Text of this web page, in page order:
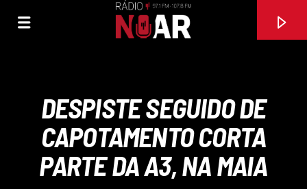
DESPISTE SEGUIDO DE
CAPOTAMENTO CORTA
PARTE DA A3, NA MAIA